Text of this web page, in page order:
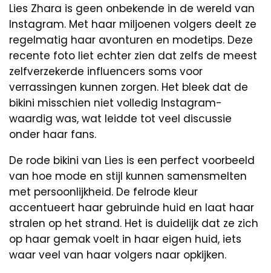
Lies Zhara is geen onbekende in de wereld van
Instagram. Met haar miljoenen volgers deelt ze
regelmatig haar avonturen en modetips. Deze
recente foto liet echter zien dat zelfs de meest
zelfverzekerde influencers soms voor
verrassingen kunnen zorgen. Het bleek dat de
bikini misschien niet volledig Instagram-
waardig was, wat leidde tot veel discussie
onder haar fans.
De rode bikini van Lies is een perfect voorbeeld
van hoe mode en stijl kunnen samensmelten
met persoonlijkheid. De felrode kleur
accentueert haar gebruinde huid en laat haar
stralen op het strand. Het is duidelijk dat ze zich
op haar gemak voelt in haar eigen huid, iets
waar veel van haar volgers naar opkijken.